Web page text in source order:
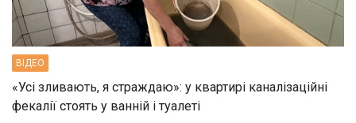
ВIДЕО
«Усі зливають, я страждаю»: у квартирі каналізаційні
фекалії стоять у ванній і туалеті